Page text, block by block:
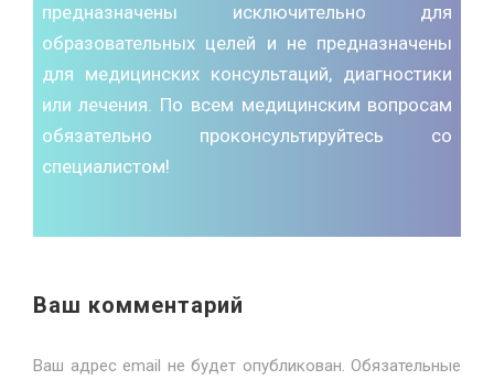
предназначены исключительно для
образовательных целей и не предназначены
для медицинских консультаций, диагностики
или лечения. По всем медицинским вопросам
обязательно проконсультируйтесь со
специалистом!
Ваш комментарий
Ваш адрес email не будет опубликован. Обязательные